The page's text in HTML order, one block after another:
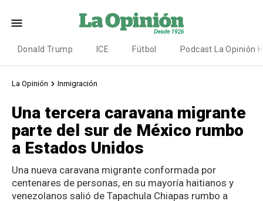
Donald Trump ICE Fútbol Podcast La Opinión
La Opinión Inmigración
Una tercera caravana migrante
parte del sur de México rumbo
a Estados Unidos
Una nueva caravana migrante conformada por
centenares de personas, en su mayoría haitianos y
venezolanos salió de Tapachula Chiapas rumbo a